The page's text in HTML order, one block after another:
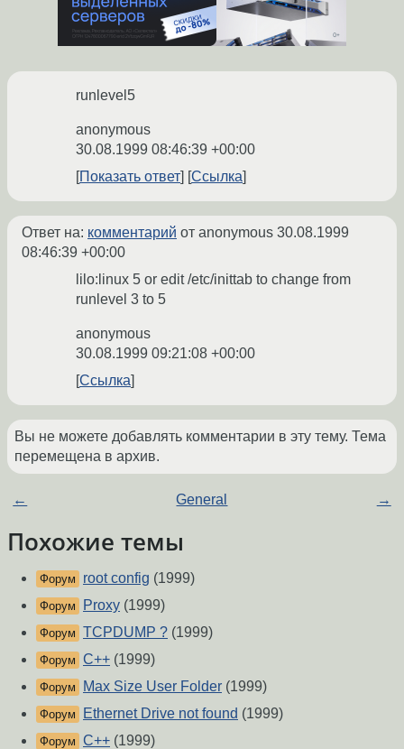
runlevel5
anonymous
30.08.1999 08:46:39 +00:00
Показать ответ
Ссылка
Ответ на: комментарий от anonymous 30.08.1999
08:46:39 +00:00
lilo:linux 5 or edit /etc/inittab to change from
runlevel 3 to 5
anonymous
30.08.1999 09:21:08 +00:00
Ссылка
Вы не можете добавлять комментарии в эту тему. Тема
перемещена в архив.
← General →
Похожие темы
Форум root config (1999)
Форум Proxy (1999)
Форум TCPDUMP ? (1999)
Форум C++ (1999)
Форум Max Size User Folder (1999)
Форум Ethernet Drive not found (1999)
Форум C++ (1999)